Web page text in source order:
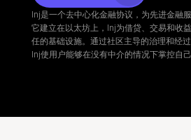
Inj是一个去中心化金融协议，为先进金融
它建立在以太坊上，Inj为借贷、交易和收
任的基础设施。通过社区主导的治理和经
Inj使用户能够在没有中介的情况下掌控自己